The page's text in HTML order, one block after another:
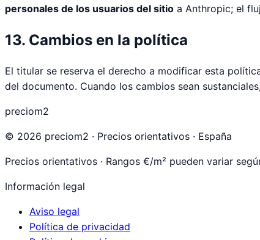
personales de los usuarios del sitio a Anthropic; el
13. Cambios en la política
El titular se reserva el derecho a modificar esta
del documento. Cuando los cambios sean
preciom2
© 2026 preciom2 · Precios orientativos · España
Precios orientativos · Rangos €/m² pueden variar
Información legal
Aviso legal
Política de privacidad